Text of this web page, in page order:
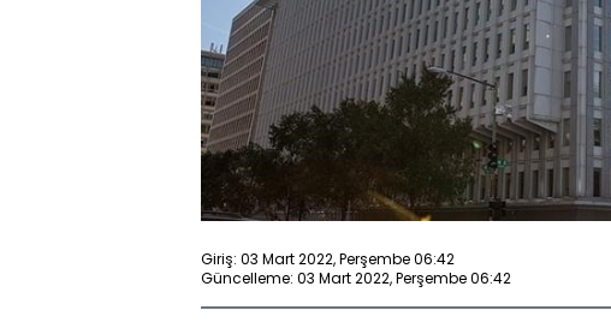
Giriş: 03 Mart 2022, Perşembe 06:42
Güncelleme: 03 Mart 2022, Perşembe 06:42